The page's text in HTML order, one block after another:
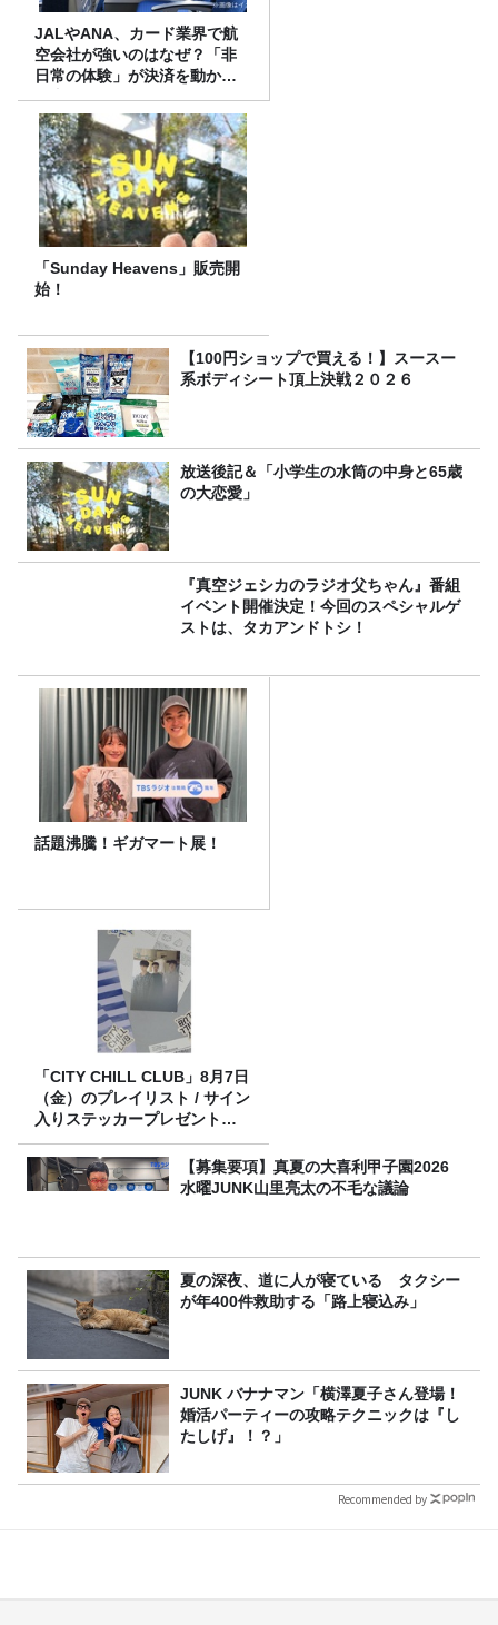
JALやANA、カード業界で航
空会社が強いのはなぜ？「非
日常の体験」が決済を動かす
理由
「Sunday Heavens」販売開
始！
【100円ショップで買える！】スースー
系ボディシート頂上決戦２０２６
放送後記＆「小学生の水筒の中身と65歳
の大恋愛」
『真空ジェシカのラジオ父ちゃん』番組
イベント開催決定！今回のスペシャルゲ
ストは、タカアンドトシ！
話題沸騰！ギガマート展！
「CITY CHILL CLUB」8月7日
（金）のプレイリスト / サイン
入りステッカープレゼント有
り
【募集要項】真夏の大喜利甲子園2026
水曜JUNK山里亮太の不毛な議論
夏の深夜、道に人が寝ている タクシー
が年400件救助する「路上寝込み」
JUNK バナナマン「横澤夏子さん登場！
婚活パーティーの攻略テクニックは『し
たしげ』！？」
Recommended by